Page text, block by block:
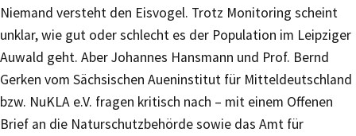
Niemand versteht den Eisvogel. Trotz Monitoring scheint
unklar, wie gut oder schlecht es der Population im Leipziger
Auwald geht. Aber Johannes Hansmann und Prof. Bernd
Gerken vom Sächsischen Aueninstitut für Mitteldeutschland
bzw. NuKLA e.V. fragen kritisch nach – mit einem Offenen
Brief an die Naturschutzbehörde sowie das Amt für